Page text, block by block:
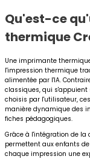
Qu'est-ce
thermique
Une imprimante
l'impression thermique
alimentée par l'IA.
classiques, qui s'appuient
choisis par l'utilisateur,
manière dynamique des
fiches pédagogiques.
Grâce à l'intégration de la
permettent aux enfants
chaque impression une